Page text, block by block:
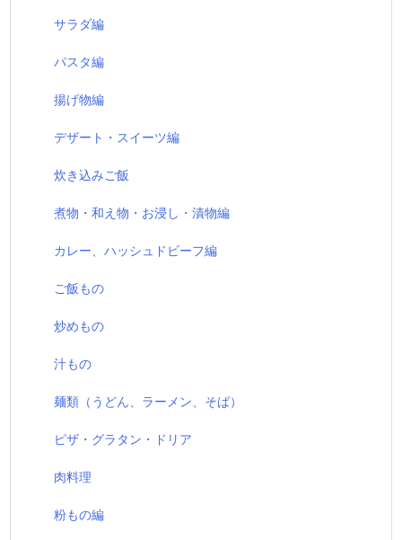
サラダ編
パスタ編
揚げ物編
デザート・スイーツ編
炊き込みご飯
煮物・和え物・お浸し・漬物編
カレー、ハッシュドビーフ編
ご飯もの
炒めもの
汁もの
麺類（うどん、ラーメン、そば）
ピザ・グラタン・ドリア
肉料理
粉もの編